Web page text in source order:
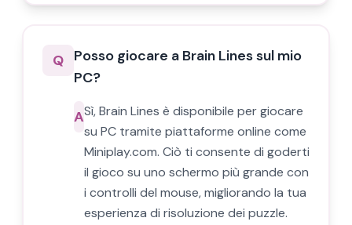
Q Posso giocare a Brain Lines sul mio
PC?
ASì, Brain Lines è disponibile per giocare
su PC tramite piattaforme online come
Miniplay.com. Ciò ti consente di goderti
il gioco su uno schermo più grande con
i controlli del mouse, migliorando la tua
esperienza di risoluzione dei puzzle.